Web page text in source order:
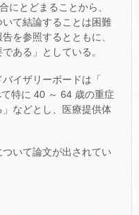
にとどまることから、
いて結論することは困難
を参照するとともに、
ある」としている。
イザリーボードは「
特に 40 ～ 64 歳の重症
などとし、医療提供体
いて論文が出されてい